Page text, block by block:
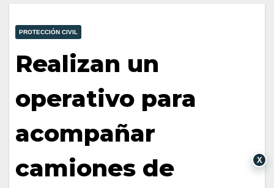
PROTECCIÓN CIVIL
Realizan un
operativo para
acompañar
camiones de
X